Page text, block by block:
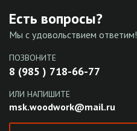
Есть вопросы?
Мы с удовольствием ответим!
ПОЗВОНИТЕ
8 (985 ) 718-66-77
ИЛИ НАПИШИТЕ
msk.woodwork@mail.ru